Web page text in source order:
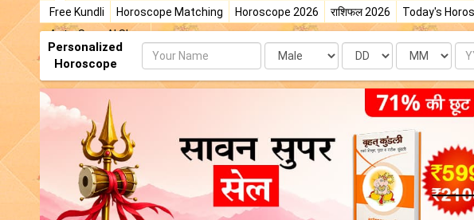
Free Kundli Horoscope Matching Horoscope 2026 राशिफल 2026 Today's
AstroSage AI Shop
Personalized
Horoscope
Name Date Month